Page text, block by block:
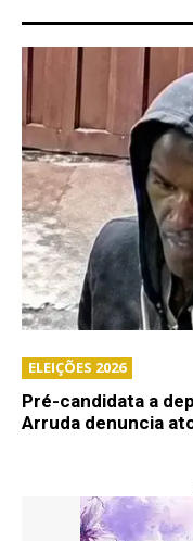
ELEIÇÕES 2026
Pré-candidata a
Arruda denuncia